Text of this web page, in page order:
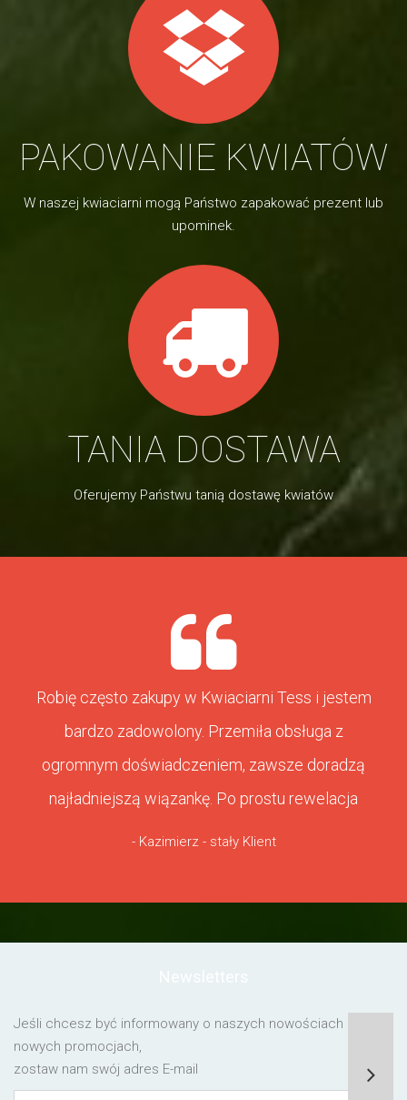
PAKOWANIE KWIATÓW
W naszej kwiaciarni mogą Państwo zapakować prezent lub
upominek.
TANIA DOSTAWA
Oferujemy Państwu tanią dostawę kwiatów
Robię często zakupy w Kwiaciarni Tess i jestem
bardzo zadowolony. Przemiła obsługa z
ogromnym doświadczeniem, zawsze doradzą
najładniejszą wiązankę. Po prostu rewelacja
- Kazimierz - stały Klient
Jeśli chcesz być informowany o naszych nowościach lub o
nowych promocjach,
zostaw nam swój adres E-mail